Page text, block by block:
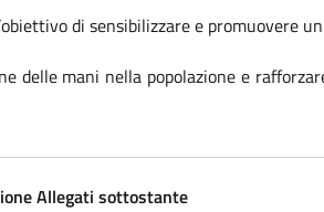
di sensibilizzare e promuovere
delle mani nella popolazione e
Allegati sottostante